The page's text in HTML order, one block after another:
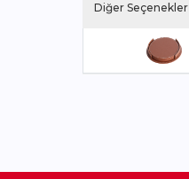
Diğer Seçenekler